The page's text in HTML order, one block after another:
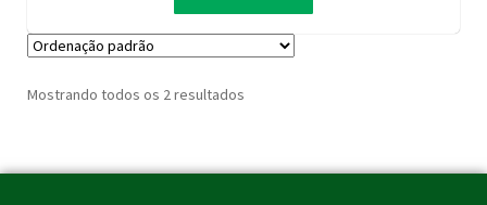
Mostrando todos os 2 resultados